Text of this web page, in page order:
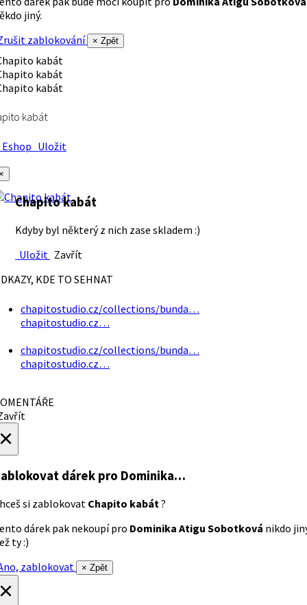
jiný.
zablokování
× Zpět
kabát
Uložit
Chapito kabát
Kdyby byl některý z nich zase skladem :)
Uložit Zavřít
KDE TO SEHNAT
chapitostudio.cz/collections/bunda…
chapitostudio.cz…
chapitostudio.cz/collections/bunda…
chapitostudio.cz…
dárek pro Dominika…
si zablokovat Chapito kabát ?
dárek pak nekoupí pro Dominika Atigu Sobotková nikdo
ty :)
zablokovat
× Zpět